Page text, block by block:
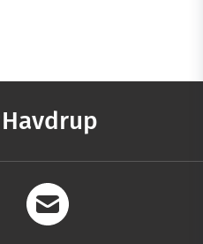
Havdrup